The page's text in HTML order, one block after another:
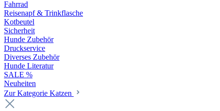
Fahrrad
Reisenapf & Trinkflasche
Kotbeutel
Sicherheit
Hunde Zubehör
Druckservice
Diverses Zubehör
Hunde Literatur
SALE %
Neuheiten
Zur Kategorie Katzen